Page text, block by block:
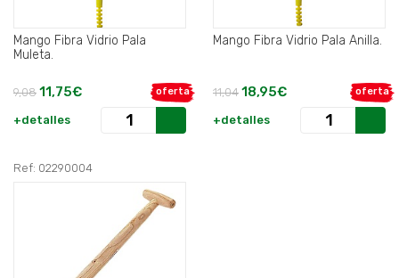
Mango Fibra Vidrio Pala
Muleta.
oferta
9,08 11,75€
+detalles
Mango Fibra Vidrio Pala Anilla.
oferta
11,04 18,95€
+detalles
Ref: 02290004